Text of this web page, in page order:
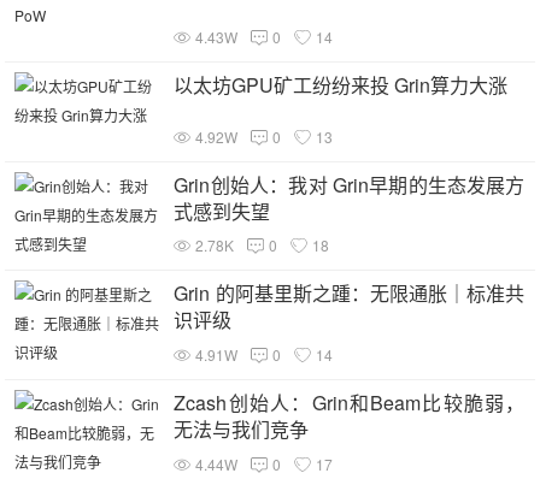
4.43W 0 14
以太坊GPU矿工纷纷来投 Grin算力大涨
4.92W 0 13
Grin创始人：我对 Grin早期的生态发展方
式感到失望
2.78K 0 18
Grin 的阿基里斯之踵：无限通胀｜标准共
识评级
4.91W 0 14
Zcash创始人：Grin和Beam比较脆弱，
无法与我们竞争
4.44W 0 17